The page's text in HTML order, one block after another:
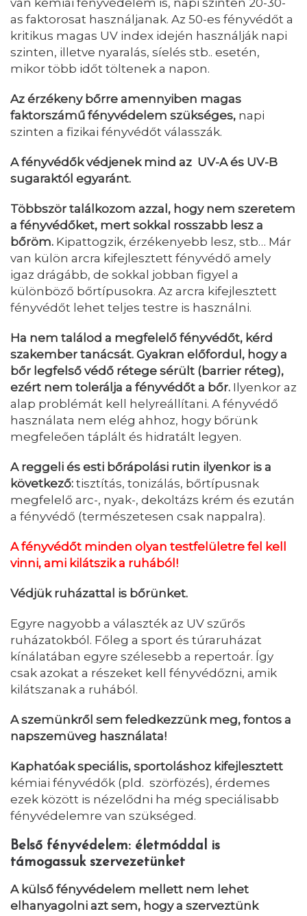
van kémiai fényvédelem is, napi szinten 20-30-
as faktorosat használjanak. Az 50-es fényvédőt a
kritikus magas UV index idején használják napi
szinten, illetve nyaralás, síelés stb.. esetén,
mikor több időt töltenek a napon.
Az érzékeny bőrre amennyiben magas
faktorszámű fényvédelem szükséges, napi
szinten a fizikai fényvédőt válasszák.
A fényvédők védjenek mind az UV-A és UV-B
sugaraktól egyaránt.
Többször találkozom azzal, hogy nem szeretem
a fényvédőket, mert sokkal rosszabb lesz a
bőröm. Kipattogzik, érzékenyebb lesz, stb… Már
van külön arcra kifejlesztett fényvédő amely
igaz drágább, de sokkal jobban figyel a
különböző bőrtípusokra. Az arcra kifejlesztett
fényvédőt lehet teljes testre is használni.
Ha nem találod a megfelelő fényvédőt, kérd
szakember tanácsát. Gyakran előfordul, hogy a
bőr legfelső védő rétege sérült (barrier réteg),
ezért nem tolerálja a fényvédőt a bőr. Ilyenkor az
alap problémát kell helyreállítani. A fényvédő
használata nem elég ahhoz, hogy bőrünk
megfeleően táplált és hidratált legyen.
A reggeli és esti bőrápolási rutin ilyenkor is a
következő: tisztítás, tonizálás, bőrtípusnak
megfelelő arc-, nyak-, dekoltázs krém és ezután
a fényvédő (természetesen csak nappalra).
A fényvédőt minden olyan testfelületre fel kell
vinni, ami kilátszik a ruhából!
Védjük ruházattal is bőrünket.
Egyre nagyobb a választék az UV szűrős
ruházatokból. Főleg a sport és túraruházat
kínálatában egyre szélesebb a repertoár. Így
csak azokat a részeket kell fényvédőzni, amik
kilátszanak a ruhából.
A szemünkről sem feledkezzünk meg, fontos a
napszemüveg használata!
Kaphatóak speciális, sportoláshoz kifejlesztett
kémiai fényvédők (pld. szörfözés), érdemes
ezek között is nézelődni ha még speciálisabb
fényvédelemre van szükséged.
Belső fényvédelem: életmóddal is
támogassuk szervezetünket
A külső fényvédelem mellett nem lehet
elhanyagolni azt sem, hogy a szerveztünk